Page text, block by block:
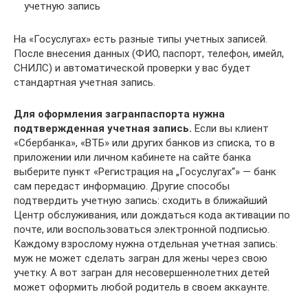
учетную запись
На «Госуслугах» есть разные типы учетных записей.
После внесения данных (ФИО, паспорт, телефон, имейл,
СНИЛС) и автоматической проверки у вас будет
стандартная учетная запись.
Для оформления загранпаспорта нужна
подтвержденная учетная запись. Если вы клиент
«Сбербанка», «ВТБ» или других банков из списка, то в
приложении или личном кабинете на сайте банка
выберите пункт «Регистрация на „Госуслугах“» — банк
сам передаст информацию. Другие способы
подтвердить учетную запись: сходить в ближайший
Центр обслуживания, или дождаться кода активации по
почте, или воспользоваться электронной подписью.
Каждому взрослому нужна отдельная учетная запись:
муж не может сделать загран для жены через свою
учетку. А вот загран для несовершеннолетних детей
может оформить любой родитель в своем аккаунте.